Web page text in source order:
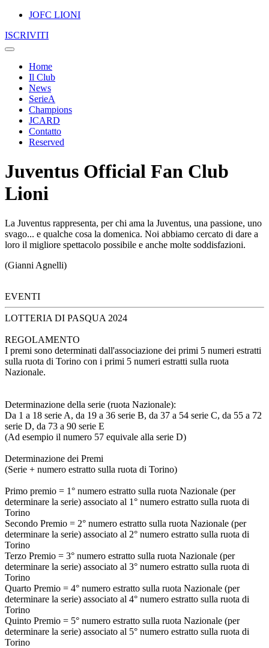
JOFC LIONI
ISCRIVITI
Home
Il Club
News
SerieA
Champions
JCARD
Contatto
Reserved
Juventus Official Fan Club
Lioni
La Juventus rappresenta, per chi ama la Juventus, una passione, uno
svago... e qualche cosa la domenica. Noi abbiamo cercato di dare a
loro il migliore spettacolo possibile e anche molte soddisfazioni.
(Gianni Agnelli)
EVENTI
LOTTERIA DI PASQUA 2024
REGOLAMENTO
I premi sono determinati dall'associazione dei primi 5 numeri estratti
sulla ruota di Torino con i primi 5 numeri estratti sulla ruota
Nazionale.
Determinazione della serie (ruota Nazionale):
Da 1 a 18 serie A, da 19 a 36 serie B, da 37 a 54 serie C, da 55 a 72
serie D, da 73 a 90 serie E
(Ad esempio il numero 57 equivale alla serie D)
Determinazione dei Premi
(Serie + numero estratto sulla ruota di Torino)
Primo premio = 1° numero estratto sulla ruota Nazionale (per
determinare la serie) associato al 1° numero estratto sulla ruota di
Torino
Secondo Premio = 2° numero estratto sulla ruota Nazionale (per
determinare la serie) associato al 2° numero estratto sulla ruota di
Torino
Terzo Premio = 3° numero estratto sulla ruota Nazionale (per
determinare la serie) associato al 3° numero estratto sulla ruota di
Torino
Quarto Premio = 4° numero estratto sulla ruota Nazionale (per
determinare la serie) associato al 4° numero estratto sulla ruota di
Torino
Quinto Premio = 5° numero estratto sulla ruota Nazionale (per
determinare la serie) associato al 5° numero estratto sulla ruota di
Torino